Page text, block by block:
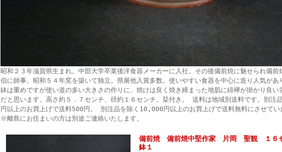
昭和２３年滋賀県生まれ。中部大学卒業後洋食器メーカーに入社。その後備前焼に魅せられ備前
伯に師事。昭和５４年窯を築いて独立。県展他入賞多数。使いやすい食器を中心に造り人気があ
鉢は重めですが使い道の多い大きさの作りに、焼けは良く焼き締まった地肌に緋襷が掛かり良い
だと思います。高さ約５．７センチ、径約１６センチ。栞付き。 送料は地域別送料です。別注
円以上のお買上げで送料500円。 別注品を除く10,000円以上のお買上げで送料無料にさせてい
※離島にお住まいの方は別途ご連絡いたします。
備前焼 備前焼中堅作家 片岡 聖観 １６
鉢１